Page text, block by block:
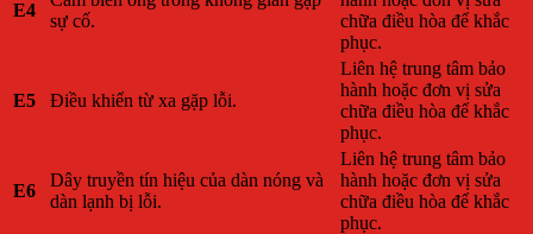
E4
sự cố.
chữa điều hòa để khắc
phục.
E5 Điều khiển từ xa gặp lỗi.
Liên hệ trung tâm bảo
hành hoặc đơn vị sửa
chữa điều hòa để khắc
phục.
E6
Dây truyền tín hiệu của dàn nóng và
dàn lạnh bị lỗi.
Liên hệ trung tâm bảo
hành hoặc đơn vị sửa
chữa điều hòa để khắc
phục.